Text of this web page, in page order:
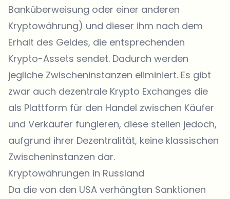
Banküberweisung oder einer anderen
Kryptowährung) und dieser ihm nach dem
Erhalt des Geldes, die entsprechenden
Krypto-Assets sendet. Dadurch werden
jegliche Zwischeninstanzen eliminiert. Es gibt
zwar auch dezentrale Krypto Exchanges die
als Plattform für den Handel zwischen Käufer
und Verkäufer fungieren, diese stellen jedoch,
aufgrund ihrer Dezentralität, keine klassischen
Zwischeninstanzen dar.
Kryptowährungen in Russland
Da die von den USA verhängten Sanktionen